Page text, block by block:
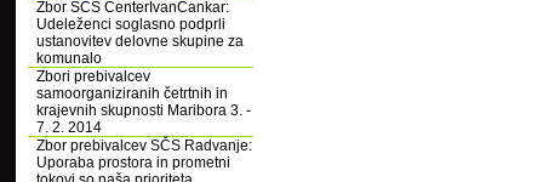
Zbor SČS CenterIvanCankar:
Udeleženci soglasno podprli
ustanovitev delovne skupine za
komunalo
Zbori prebivalcev
samoorganiziranih četrtnih in
krajevnih skupnosti Maribora 3. -
7. 2. 2014
Zbor prebivalcev SČS Radvanje:
Uporaba prostora in prometni